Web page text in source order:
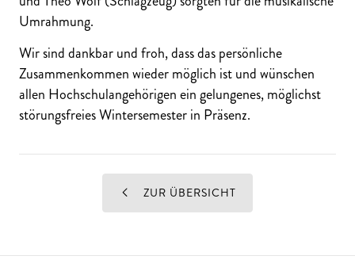
Umrahmung.
Wir sind dankbar und froh, dass das persönliche
Zusammenkommen wieder möglich ist und wünschen
allen Hochschulangehörigen ein gelungenes, möglichst
störungsfreies Wintersemester in Präsenz.
ZUR ÜBERSICHT